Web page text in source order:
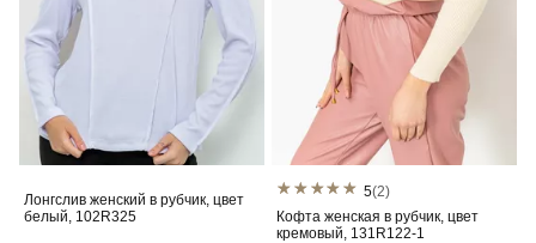
Лонгслив женский в рубчик, цвет
белый, 102R325
5(2)
Кофта женская в рубчик, цвет
кремовый, 131R122-1